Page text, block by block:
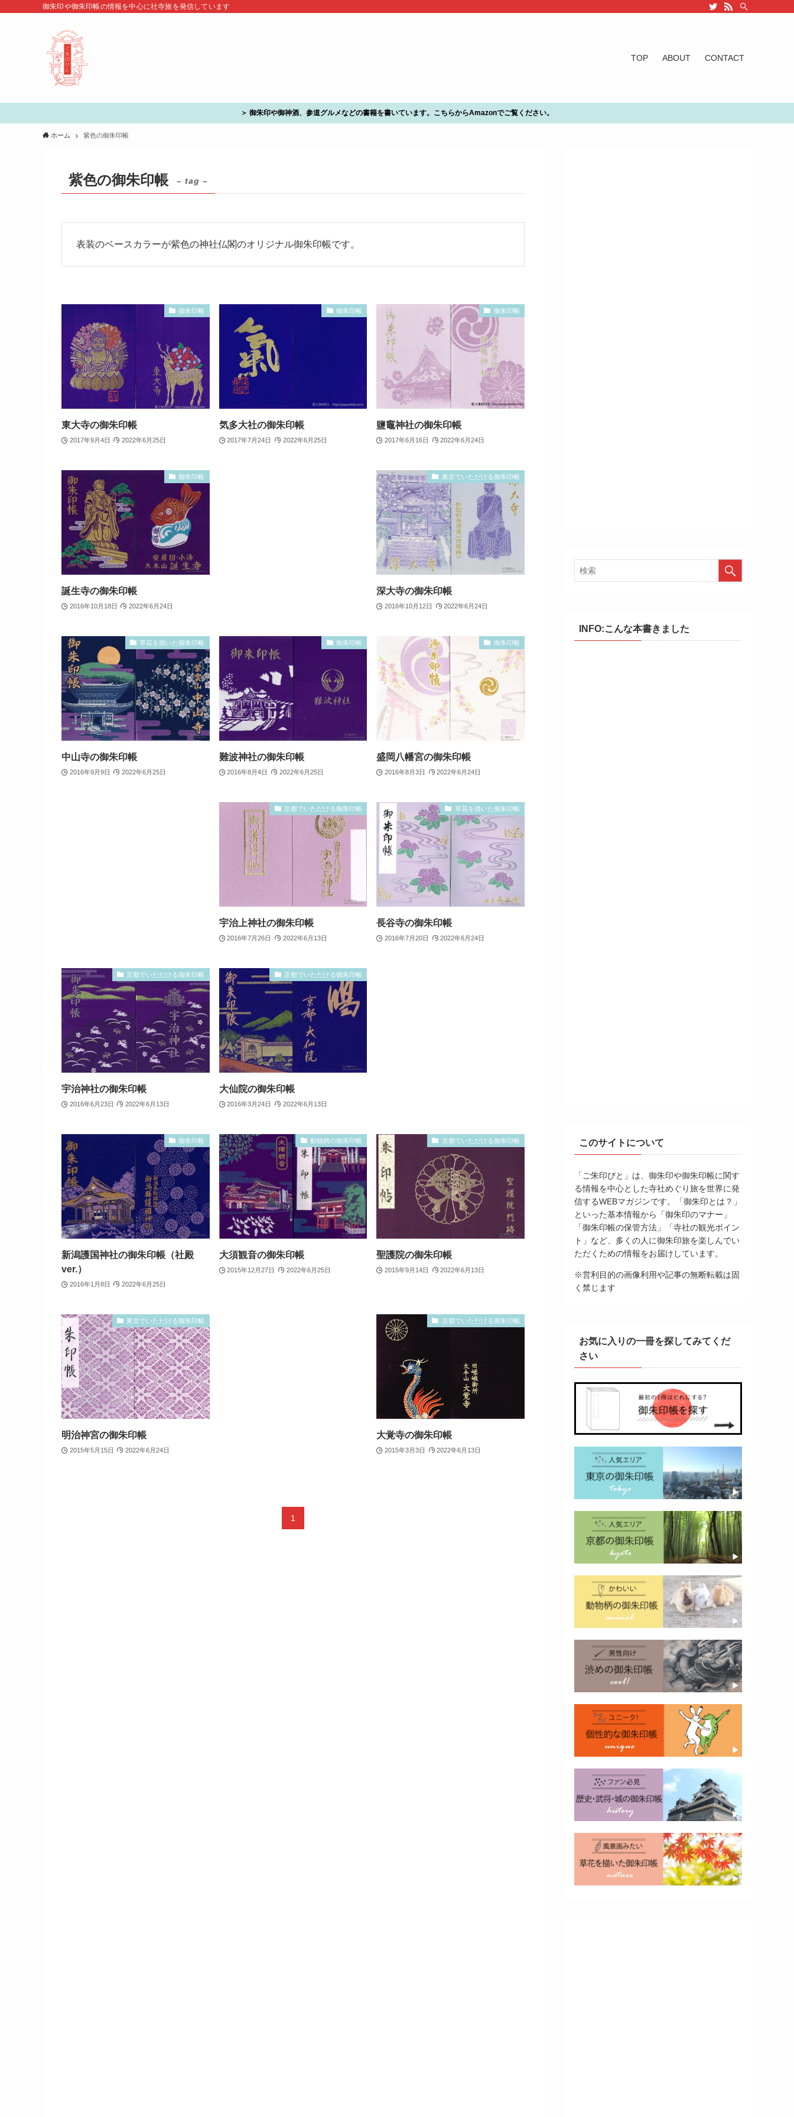
御朱印や御朱印帳の情報を中心に社寺旅を発信しています
TOP ABOUT CONTACT
＞ 御朱印や御神酒、参道グルメなどの書籍を書いています。こちらからAmazonでご覧ください。
ホーム 紫色の御朱印帳
紫色の御朱印帳 – tag –
表装のベースカラーが紫色の神社仏閣のオリジナル御朱印帳です。
御朱印帳
東大寺の御朱印帳
2017年9月4日 2022年6月25日
御朱印帳
気多大社の御朱印帳
2017年7月24日 2022年6月25日
御朱印帳
鹽竈神社の御朱印帳
2017年6月16日 2022年6月24日
御朱印帳
誕生寺の御朱印帳
2016年10月18日 2022年6月24日
東京でいただける御朱印帳
深大寺の御朱印帳
2016年10月12日 2022年6月24日
草花を描いた御朱印帳
中山寺の御朱印帳
2016年9月9日 2022年6月25日
御朱印帳
難波神社の御朱印帳
2016年8月4日 2022年6月25日
御朱印帳
盛岡八幡宮の御朱印帳
2016年8月3日 2022年6月24日
京都でいただける御朱印帳
宇治上神社の御朱印帳
2016年7月26日 2022年6月13日
草花を描いた御朱印帳
長谷寺の御朱印帳
2016年7月20日 2022年6月24日
京都でいただける御朱印帳
宇治神社の御朱印帳
2016年6月23日 2022年6月13日
京都でいただける御朱印帳
大仙院の御朱印帳
2016年3月24日 2022年6月13日
御朱印帳
新潟護国神社の御朱印帳（社殿
ver.）
2016年1月8日 2022年6月25日
動物柄の御朱印帳
大須観音の御朱印帳
2015年12月27日 2022年6月25日
京都でいただける御朱印帳
聖護院の御朱印帳
2015年9月14日 2022年6月13日
東京でいただける御朱印帳
明治神宮の御朱印帳
2015年5月15日 2022年6月24日
京都でいただける御朱印帳
大覚寺の御朱印帳
2015年3月3日 2022年6月13日
1
INFO:こんな本書きました
このサイトについて
「ご朱印びと」は、御朱印や御朱印帳に関す
る情報を中心とした寺社めぐり旅を世界に発
信するWEBマガジンです。「御朱印とは？」
といった基本情報から「御朱印のマナー」
「御朱印帳の保管方法」「寺社の観光ポイン
ト」など、多くの人に御朱印旅を楽しんでい
ただくための情報をお届けしています。
※営利目的の画像利用や記事の無断転載は固
く禁じます
お気に入りの一冊を探してみてくだ
さい